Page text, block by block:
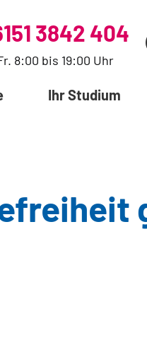
3842 404
8:00 bis 19:00 Uhr
Ihr Studium